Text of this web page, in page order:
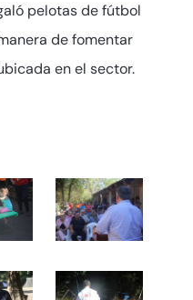
pelotas de fútbol
de fomentar
en el sector.